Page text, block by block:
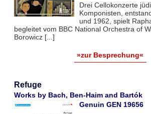
Drei Cellokonzerte
Komponisten,
und 1962, spielt
begleitet vom BBC National Orchestra of
Borowicz [...]
»zur Besprechung«
Refuge
Works by Bach, Ben-Haim and Bartók
Genuin GEN 19656